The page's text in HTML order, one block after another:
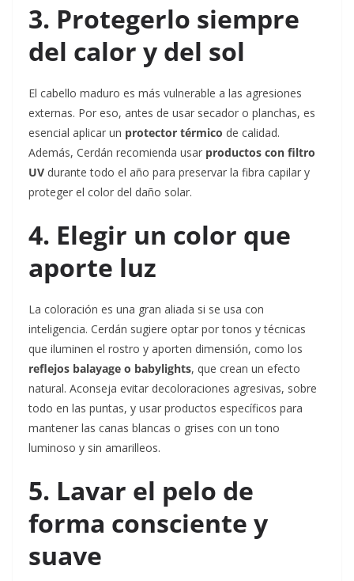
3. Protegerlo siempre
del calor y del sol
El cabello maduro es más vulnerable a las agresiones
externas. Por eso, antes de usar secador o planchas, es
esencial aplicar un protector térmico de calidad.
Además, Cerdán recomienda usar productos con filtro
UV durante todo el año para preservar la fibra capilar y
proteger el color del daño solar.
4. Elegir un color que
aporte luz
La coloración es una gran aliada si se usa con
inteligencia. Cerdán sugiere optar por tonos y técnicas
que iluminen el rostro y aporten dimensión, como los
reflejos balayage o babylights, que crean un efecto
natural. Aconseja evitar decoloraciones agresivas, sobre
todo en las puntas, y usar productos específicos para
mantener las canas blancas o grises con un tono
luminoso y sin amarilleos.
5. Lavar el pelo de
forma consciente y
suave